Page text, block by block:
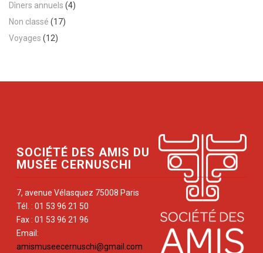
Dîners annuels (4)
Non classé (17)
Voyages (12)
SOCIÉTÉ DES AMIS DU
MUSÉE CERNUSCHI
7, avenue Vélasquez 75008 Paris
Tél. : 01 53 96 21 50
Fax : 01 53 96 21 96
Email:
amismuseecernuschi@gmail.com